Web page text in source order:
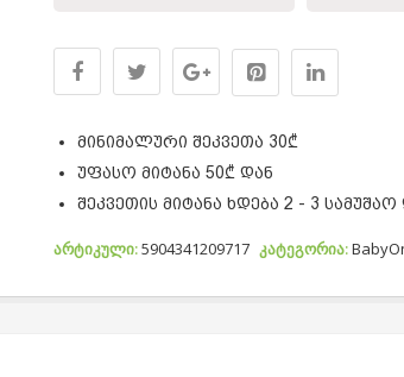
მინიმალური შეკვეთა 30₾
უფასო მიტანა 50₾ დან
შეკვეთის მიტანა ხდება 2 - 3
არტიკული:5904341209717 კატეგორია: